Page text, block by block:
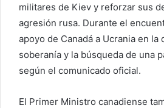
militares de Kiev y reforzar sus
agresión rusa. Durante el
apoyo de Canadá a Ucrania en la
soberanía y la búsqueda de una
según el comunicado oficial.
El Primer Ministro canadiense